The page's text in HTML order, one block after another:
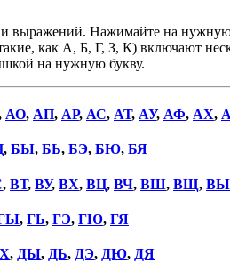
выражений. Нажимайте на
как А, Б, Г, З, К) включают
на нужную букву.
АО, АП, АР, АС, АТ, АУ, АФ, АХ,
, БЫ, БЬ, БЭ, БЮ, БЯ
, ВТ, ВУ, ВХ, ВЦ, ВЧ, ВШ, ВЩ, ВЫ
, ГЬ, ГЭ, ГЮ, ГЯ
, ДЫ, ДЬ, ДЭ, ДЮ, ДЯ